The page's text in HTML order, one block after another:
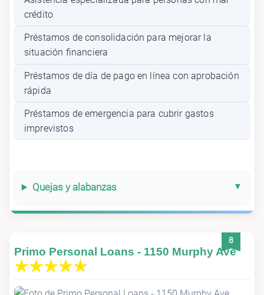
crédito
Préstamos de consolidación para mejorar la
situación financiera
Préstamos de día de pago en línea con aprobación
rápida
Préstamos de emergencia para cubrir gastos
imprevistos
Quejas y alabanzas
8
Primo Personal Loans - 1150 Murphy Ave